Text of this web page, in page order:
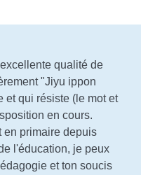
qualité de
"Jiyu ippon
et qui résiste (le mot et
en cours.
en primaire depuis
l'éducation, je peux
et ton soucis